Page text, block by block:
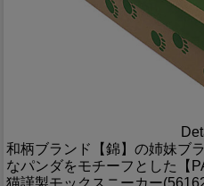
和柄ブランド【錦】の姉妹ブ
なパンダをモチーフとした【